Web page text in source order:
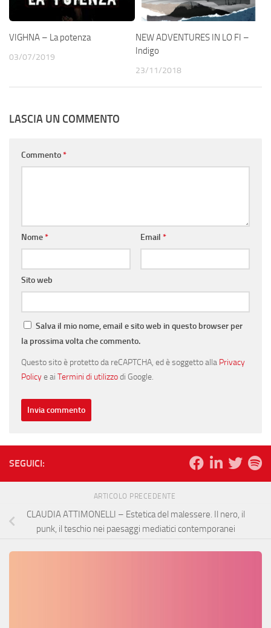
VIGHNA – La potenza
03/07/2019
NEW ADVENTURES IN LO FI –
Indigo
23/11/2018
LASCIA UN COMMENTO
Commento*
Nome* Email *
Sito web
Salva il mio nome, email e sito web in questo browser per
la prossima volta che commento.
Questo sito è protetto da reCAPTCHA, ed è soggetto alla Privacy
Policye ai Termini di utilizzodi Google.
SEGUICI:
ARTICOLO PRECEDENTE
CLAUDIA ATTIMONELLI – Estetica del malessere. Il nero, il
punk, il teschio nei paesaggi mediatici contemporanei